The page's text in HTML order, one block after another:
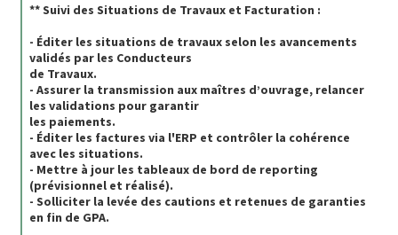
** Suivi des Situations de Travaux et Facturation :
- Éditer les situations de travaux selon les avancements
validés par les Conducteurs
de Travaux.
- Assurer la transmission aux maîtres d’ouvrage, relancer
les validations pour garantir
les paiements.
- Éditer les factures via l'ERP et contrôler la cohérence
avec les situations.
- Mettre à jour les tableaux de bord de reporting
(prévisionnel et réalisé).
- Solliciter la levée des cautions et retenues de garanties
en fin de GPA.